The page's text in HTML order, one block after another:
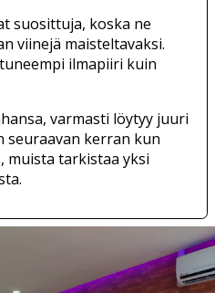
suosittuja, koska ne
viinejä maisteltavaksi.
ilmapiiri kuin
varmasti löytyy juuri
seuraavan kerran kun
muista tarkistaa yksi